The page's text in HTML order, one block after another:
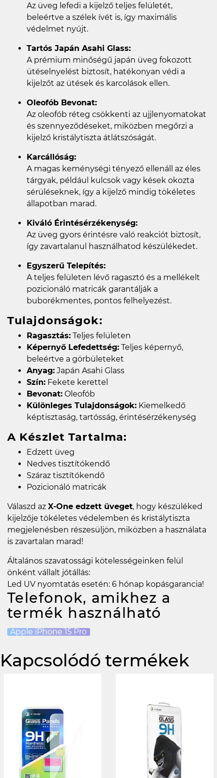
Az üveg lefedi a kijelző teljes felületét,
beleértve a szélek ívét is, így maximális
védelmet nyújt.
Tartós Japán Asahi Glass:
A prémium minőségű japán üveg fokozott
ütéselnyelést biztosít, hatékonyan védi a
kijelzőt az ütések és karcolások ellen.
Oleofób Bevonat:
Az oleofób réteg csökkenti az ujjlenyomatokat
és szennyeződéseket, miközben megőrzi a
kijelző kristálytiszta átlátszóságát.
Karcállóság:
A magas keménységi tényező ellenáll az éles
tárgyak, például kulcsok vagy kések okozta
sérüléseknek, így a kijelző mindig tökéletes
állapotban marad.
Kiváló Érintésérzékenység:
Az üveg gyors érintésre való reakciót biztosít,
így zavartalanul használhatod készülékedet.
Egyszerű Telepítés:
A teljes felületen lévő ragasztó és a mellékelt
pozicionáló matricák garantálják a
buborékmentes, pontos felhelyezést.
Tulajdonságok:
Ragasztás: Teljes felületen
Képernyő Lefedettség: Teljes képernyő,
beleértve a görbületeket
Anyag: Japán Asahi Glass
Szín: Fekete kerettel
Bevonat: Oleofób
Különleges Tulajdonságok: Kiemelkedő
képtisztaság, tartósság, érintésérzékenység
A Készlet Tartalma:
Edzett üveg
Nedves tisztítókendő
Száraz tisztítókendő
Pozicionáló matricák
Válaszd az X-One edzett üveget, hogy készüléked
kijelzője tökéletes védelemben és kristálytiszta
megjelenésben részesüljön, miközben a használata
is zavartalan marad!
Általános szavatossági kötelességeinken felül
önként vállalt jótállás:
Led UV nyomtatás esetén: 6 hónap kopásgarancia!
Telefonok, amikhez a
termék használható
Apple iPhone 15 Pro
Kapcsolódó termékek